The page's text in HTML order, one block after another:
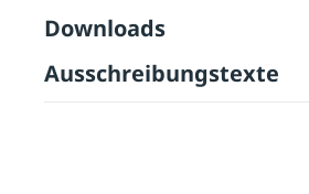
Downloads
Ausschreibungstexte